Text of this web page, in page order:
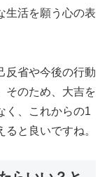
生活を願う心の表
反省や今後の行動
そのため、大吉を
く、これからの1
と良いですね。